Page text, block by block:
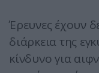
Έρευνες έχουν
διάρκεια της
κίνδυνο για